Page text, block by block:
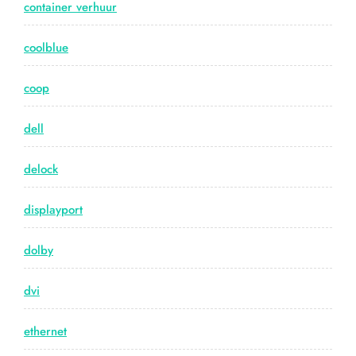
container verhuur
coolblue
coop
dell
delock
displayport
dolby
dvi
ethernet